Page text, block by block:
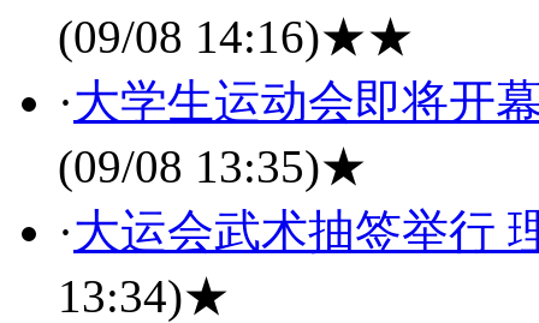
(09/08 14:16)★★
·大学生运动会即将开
(09/08 13:35)★
·大运会武术抽签举行
13:34)★